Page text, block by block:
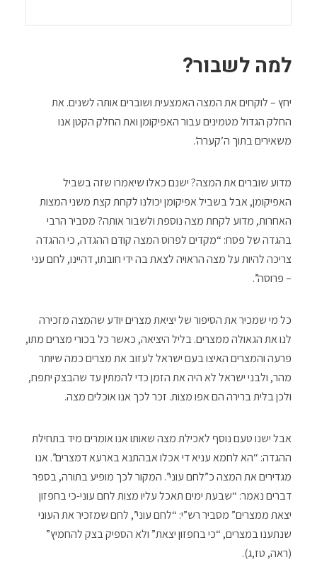
למה לשבור?
יחץ – לוקחים את המצה האמצעית ושוברים אותה לשנים. את
החלק הגדול מטמינים עבור האפיקומן ואת החלק הקטן אנו
משאירים בתוך ה’קערה’.
מדוע שוברים את המצה? ישנם כאלו שיאמרו שזה בשביל
האפיקומן, אבל בשביל אפיקומן יכולנו לקחת קצת משני המצות
האחרות, מדוע לקחת מצה נוספת ולשבור אותה? מסביר הרבי
בהגדה של פסח: “מקדים לפרוס המצה קודם ההגדה, כי ההגדה
צריכה להיות על מצה הראויה לצאת בה ידי חובתו, דהיינו, לחם עני
– פרוסה”.
כל מי שמכיר את הסיפור של יציאת מצרים יודע שהמצה מזכירה
לנו את הגאולה ממצרים. בליל היציאה, כאשר כל בכורי מצרים מתו,
פרעה והמצרים האיצו בעם ישראל לעזוב את מצרים כמה שיותר
מהר, ולבני ישראל לא היה את הזמן כדי להמתין עד שהבצק יתפח,
ולכן בלית ברירה הם אפו מצות. זכר לכך אנו אוכלים מצה.
אבל ישנו טעם נוסף לאכילת מצה שאותו אנו אומרים מיד בתחילת
ההגדה: “הא לחמא עניא די אכלו אבהתנא בארעא דמצרים”. אנו
מגדירים את המצה כ”לחם עוני”. המקור לכך מופיע בתורה, בספר
דברים נאמר: “שבעת ימים תאכל עליו מצות לחם עוני-כי בחפזון
יצאת ממצרים” מסביר רש”י: “לחם עוני”, לחם שמזכיר את העוני
שנתענו במצרים, “כי בחפזון יצאת” ולא הספיק בצק להחמיץ”
(ראה, טז,ג).